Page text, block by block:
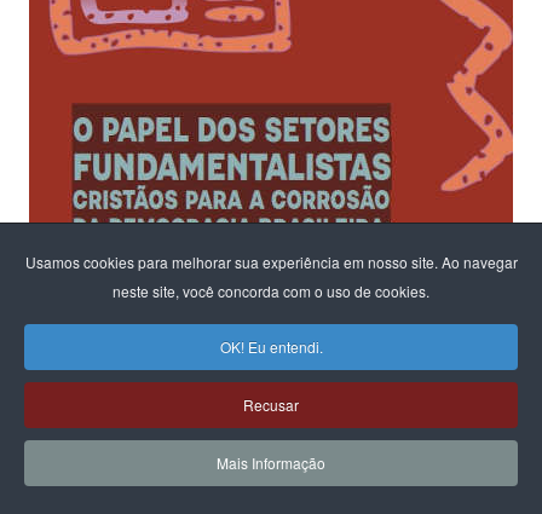
Usamos cookies para melhorar sua experiência em nosso site. Ao navegar
neste site, você concorda com o uso de cookies.
OK! Eu entendi.
Recusar
Mais Informação